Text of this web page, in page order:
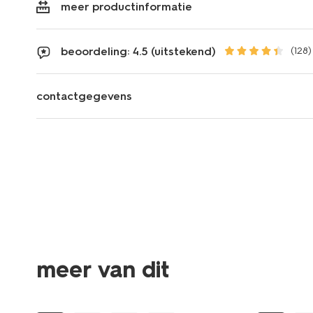
meer productinformatie
beoordeling: 4.5 (uitstekend) (128)
contactgegevens
meer van dit